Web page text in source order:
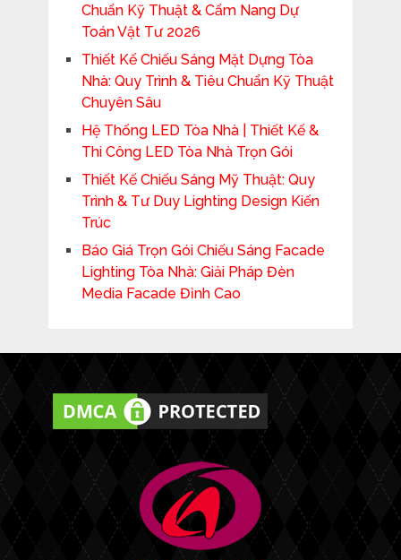
Chuẩn Kỹ Thuật & Cẩm Nang Dự
Toán Vật Tư 2026
Thiết Kế Chiếu Sáng Mặt Dựng Tòa
Nhà: Quy Trình & Tiêu Chuẩn Kỹ Thuật
Chuyên Sâu
Hệ Thống LED Tòa Nhà | Thiết Kế &
Thi Công LED Tòa Nhà Trọn Gói
Thiết Kế Chiếu Sáng Mỹ Thuật: Quy
Trình & Tư Duy Lighting Design Kiến
Trúc
Báo Giá Trọn Gói Chiếu Sáng Facade
Lighting Tòa Nhà: Giải Pháp Đèn
Media Facade Đỉnh Cao